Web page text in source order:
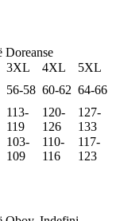
3XL 4XL
5XL
56-58 60-62 64-66
113-
119
120-
126
127-
133
103-
109
110-
116
117-
123